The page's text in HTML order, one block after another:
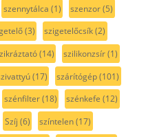
szennytálca (1) szenzor(5)
(3) szigetelőcsík(2)
(14) szilikonzsír(1)
(17) szárítógép(101)
szénfilter(18) szénkefe (12)
Szíj (6) színtelen(17)